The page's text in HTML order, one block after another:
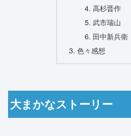
高杉晋作
武市瑞山
田中新兵衛
色々感想
大まかなストーリー